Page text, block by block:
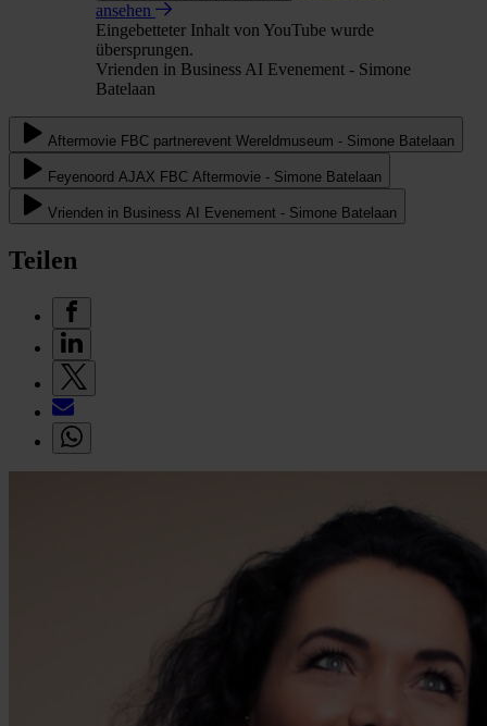
ansehen
Eingebetteter Inhalt von YouTube wurde
übersprungen.
Vrienden in Business AI Evenement - Simone
Batelaan
Aftermovie FBC partnerevent Wereldmuseum - Simone Batelaan
Feyenoord AJAX FBC Aftermovie - Simone Batelaan
Vrienden in Business AI Evenement - Simone Batelaan
Teilen